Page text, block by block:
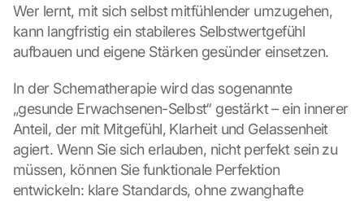
Wer lernt, mit sich selbst mitfühlender umzugehen,
kann langfristig ein stabileres Selbstwertgefühl
aufbauen und eigene Stärken gesünder einsetzen.
In der Schematherapie wird das sogenannte
„gesunde Erwachsenen-Selbst“ gestärkt – ein innerer
Anteil, der mit Mitgefühl, Klarheit und Gelassenheit
agiert. Wenn Sie sich erlauben, nicht perfekt sein zu
müssen, können Sie funktionale Perfektion
entwickeln: klare Standards, ohne zwanghafte